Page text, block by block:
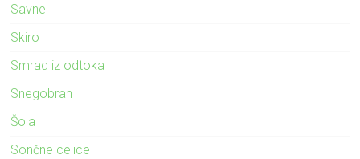
Savne
Skiro
Smrad iz odtoka
Snegobran
Šola
Sončne celice